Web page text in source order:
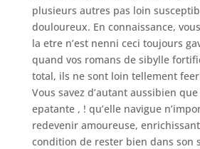
plusieurs autres pas loin
douloureux. En connaissance,
la etre n’est nenni ceci toujours
quand vos romans de sibylle
total, ils ne sont loin tellement
Vous savez d’autant aussibien
epatante , ! qu’elle navigue
redevenir amoureuse,
condition de rester bien dans son